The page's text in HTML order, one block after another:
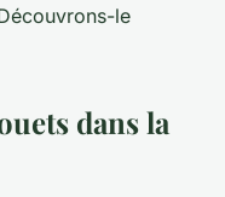
le
dans la